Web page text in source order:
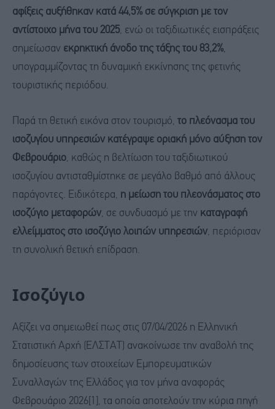
αφίξεις αυξήθηκαν κατά 44,5% σε σύγκριση με τον
αντίστοιχο μήνα του 2025, ενώ οι ταξιδιωτικές εισπράξεις
σημείωσαν εκρηκτική άνοδο της τάξης του 83,2%,
υπογραμμίζοντας τη δυναμική εκκίνησης της φετινής
τουριστικής περιόδου.
Παρά τη θετική εικόνα στον τουρισμό, το πλεόνασμα του
ισοζυγίου υπηρεσιών κατέγραψε οριακή μόνο αύξηση τον
Φεβρουάριο, καθώς η βελτίωση του ταξιδιωτικού
ισοζυγίου αντισταθμίστηκε σε μεγάλο βαθμό από άλλους
παράγοντες. Ειδικότερα, η μείωση του πλεονάσματος στο
ισοζύγιο μεταφορών, σε συνδυασμό με την καταγραφή
ελλείμματος στο ισοζύγιο λοιπών υπηρεσιών, περιόρισαν
τη συνολική θετική επίδραση.
Ισοζύγιο
Αξίζει να σημειωθεί πως στις 07/04/2026 η Ελληνική
Στατιστική Αρχή (ΕΛΣΤΑΤ) ανακοίνωσε την αναβολή της
δημοσίευσης των στοιχείων Εμπορευματικών
Συναλλαγών της Ελλάδος για τον μήνα αναφοράς
Φεβρουάριο 2026[1], τα οποία αποτελούν την κύρια πηγή